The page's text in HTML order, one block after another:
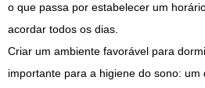
o que passa por estabelecer um
acordar todos os dias.
Criar um ambiente favorável para
importante para a higiene do sono: